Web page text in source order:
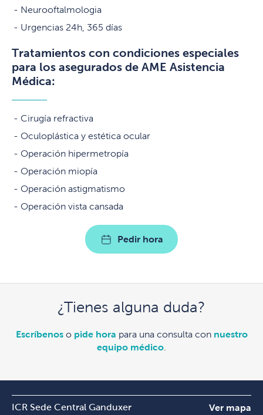
Neurooftalmologia
Urgencias 24h, 365 días
Tratamientos con condiciones especiales
para los asegurados de AME Asistencia
Médica:
Cirugía refractiva
Oculoplástica y estética ocular
Operación hipermetropía
Operación miopía
Operación astigmatismo
Operación vista cansada
Pedir hora
¿Tienes alguna duda?
Escríbenoso pide hora para una consulta con nuestro
equipo médico
ICR Sede Central Ganduxer Ver mapa